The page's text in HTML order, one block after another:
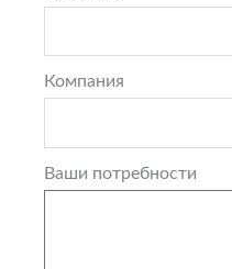
Компания
Ваши потребности